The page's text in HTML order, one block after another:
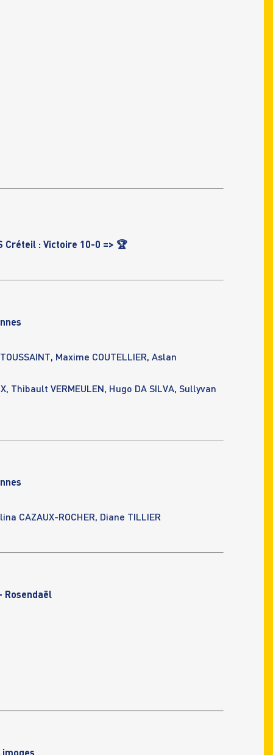
Créteil : Victoire 10-0 => 🏆
Maxime COUTELLIER, Aslan
Thibault VERMEULEN, Hugo DA SILVA, Sullyvan
CAZAUX-ROCHER, Diane TILLIER
Rosendaël